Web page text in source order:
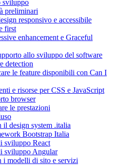
sviluppo
preliminari
responsivo e accessibile
first
enhancement e Graceful
allo sviluppo del software
detection
le feature disponibili con Can I
e risorse per CSS e JavaScript
browser
le prestazioni
il design system .italia
Bootstrap Italia
sviluppo React
sviluppo Angular
i modelli di sito e servizi